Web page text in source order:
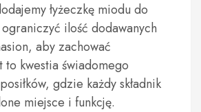
łyżeczkę miodu do
ilość dodawanych
aby zachować
to kwestia świadomego
gdzie każdy składnik
miejsce i funkcję.